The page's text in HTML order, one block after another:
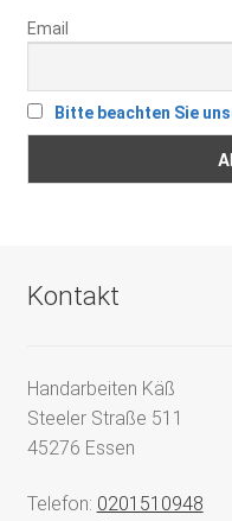
Email
Bitte beachten Sie
Kontakt
Handarbeiten Käß
Steeler Straße 511
45276 Essen
Telefon: 0201510948